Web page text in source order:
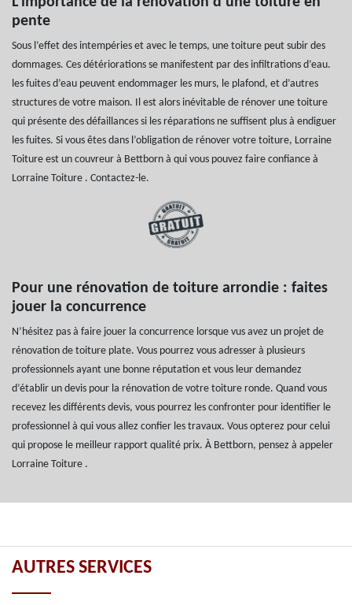
pente
Sous l’effet des intempéries et avec le temps, une toiture peut subir des
dommages. Ces détériorations se manifestent par des infiltrations d’eau.
les fuites d’eau peuvent endommager les murs, le plafond, et d’autres
structures de votre maison. Il est alors inévitable de rénover une toiture
qui présente des défaillances si les réparations ne suffisent plus à endiguer
les fuites. Si vous êtes dans l’obligation de rénover votre toiture, Lorraine
Toiture est un couvreur à Bettborn à qui vous pouvez faire confiance à
Lorraine Toiture . Contactez-le.
Pour une rénovation de toiture arrondie : faites
jouer la concurrence
N’hésitez pas à faire jouer la concurrence lorsque vus avez un projet de
rénovation de toiture plate. Vous pourrez vous adresser à plusieurs
professionnels ayant une bonne réputation et vous leur demandez
d’établir un devis pour la rénovation de votre toiture ronde. Quand vous
recevez les différents devis, vous pourrez les confronter pour identifier le
professionnel à qui vous allez confier les travaux. Vous opterez pour celui
qui propose le meilleur rapport qualité prix. À Bettborn, pensez à appeler
Lorraine Toiture .
AUTRES SERVICES